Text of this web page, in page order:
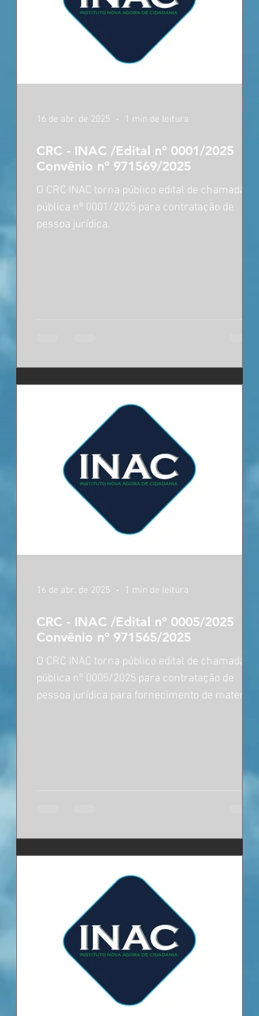
CRC - INAC /Edital nº 0001/2025
Convênio nº 971569/2025
O CRC INAC torna público edital de chamada
pública nº 0001/2025 para contratação de
pessoa jurídica.
16 de abr. de 2025 1 min de leitura
CRC - INAC /Edital nº 0005/2025
Convênio nº 971565/2025
O CRC INAC torna público edital de chamada
pública nº 0005/2025 para contratação de
pessoa jurídica para fornecimento de material
16 de abr. de 2025 1 min de leitura